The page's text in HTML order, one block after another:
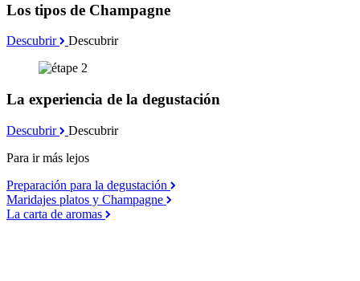
Los tipos de Champagne
Descubrir Descubrir
La experiencia de la degustación
Descubrir
Descubrir
Para ir más lejos
Preparación para la degustación
Maridajes platos y Champagne
La carta de aromas